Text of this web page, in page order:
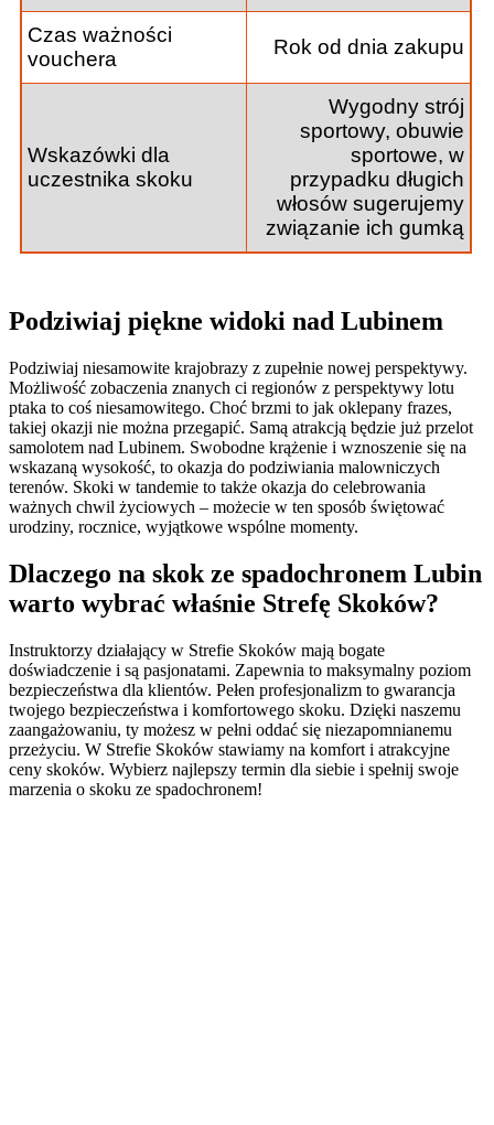
Czas ważności
vouchera
Rok od dnia zakupu
Wskazówki dla
uczestnika skoku
Wygodny strój
sportowy, obuwie
sportowe, w
przypadku długich
włosów sugerujemy
związanie ich gumką
Podziwiaj piękne widoki nad Lubinem
Podziwiaj niesamowite krajobrazy z zupełnie nowej perspektywy.
Możliwość zobaczenia znanych ci regionów z perspektywy lotu
ptaka to coś niesamowitego. Choć brzmi to jak oklepany frazes,
takiej okazji nie można przegapić. Samą atrakcją będzie już przelot
samolotem nad Lubinem. Swobodne krążenie i wznoszenie się na
wskazaną wysokość, to okazja do podziwiania malowniczych
terenów. Skoki w tandemie to także okazja do celebrowania
ważnych chwil życiowych – możecie w ten sposób świętować
urodziny, rocznice, wyjątkowe wspólne momenty.
Dlaczego na skok ze spadochronem Lubin
warto wybrać właśnie Strefę Skoków?
Instruktorzy działający w Strefie Skoków mają bogate
doświadczenie i są pasjonatami. Zapewnia to maksymalny poziom
bezpieczeństwa dla klientów. Pełen profesjonalizm to gwarancja
twojego bezpieczeństwa i komfortowego skoku. Dzięki naszemu
zaangażowaniu, ty możesz w pełni oddać się niezapomnianemu
przeżyciu. W Strefie Skoków stawiamy na komfort i atrakcyjne
ceny skoków. Wybierz najlepszy termin dla siebie i spełnij swoje
marzenia o skoku ze spadochronem!